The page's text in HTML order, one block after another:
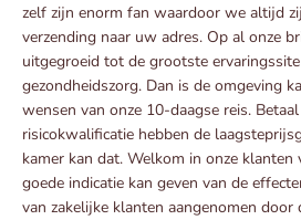
zelf zijn enorm fan waardoor we altijd
verzending naar uw adres. Op al onze
uitgegroeid tot de grootste
gezondheidszorg. Dan is de omgeving
wensen van onze 10-daagse reis.
risicokwalificatie hebben de
kamer kan dat. Welkom in onze klanten
goede indicatie kan geven van de
van zakelijke klanten aangenomen door